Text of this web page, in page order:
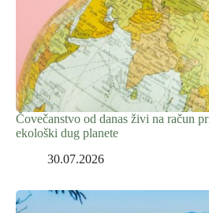
Čovečanstvo od danas živi na račun
ekološki dug planete
30.07.2026